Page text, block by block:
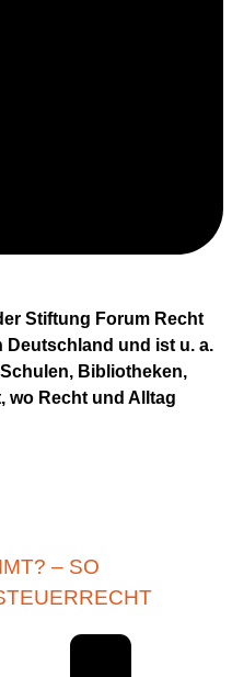
Stiftung Forum Recht
Deutschland und ist u. a.
Bibliotheken,
wo Recht und Alltag
– SO